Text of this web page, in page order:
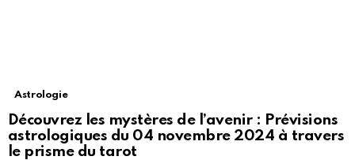
Astrologie
Découvrez les mystères de l’avenir : Prévisions
astrologiques du 04 novembre 2024 à travers
le prisme du tarot